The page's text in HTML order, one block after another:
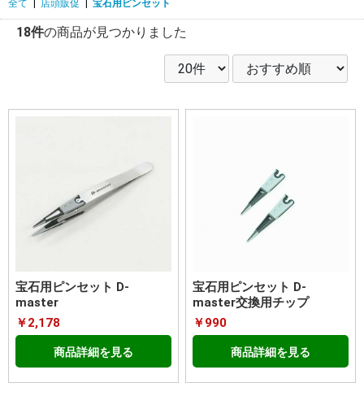
全て | 店頭販促 | 宝石用ピンセット
18件の商品が見つかりました
宝石用ピンセット D-
master
￥2,178
商品詳細を見る
宝石用ピンセット D-
master交換用チップ
￥990
商品詳細を見る